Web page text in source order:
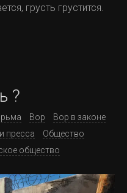
грусть грустится.
?
Вор
Вор в законе
пресса
Общество
общество